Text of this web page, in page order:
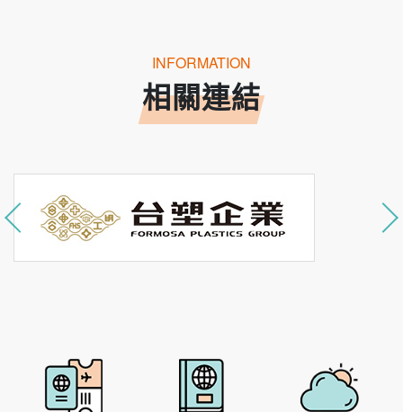
INFORMATION
相關連結